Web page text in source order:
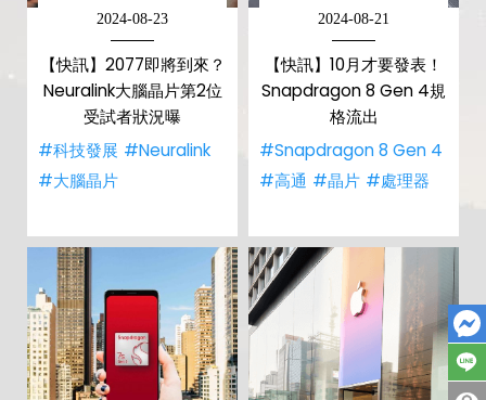
2024-08-23
【快訊】2077即將到來？
Neuralink大腦晶片第2位
受試者狀況曝
#科技發展 #Neuralink
#大腦晶片
2024-08-21
【快訊】10月才要發表！
Snapdragon 8 Gen 4規
格流出
#Snapdragon 8 Gen 4
#高通 #晶片 #處理器